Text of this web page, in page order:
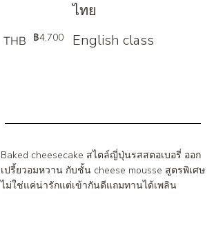
ไทย
English class
THB ฿4,700
Baked cheesecake สไตล์ญี่ปุ่นรสสตอเบอรี่ ออก
เปรี้ยวอมหวาน กับชั้น cheese mousse สูตรพิเศษ
ไม่ใช่แค่น่ารักแต่เข้ากันดีแถมทานได้เพลิน